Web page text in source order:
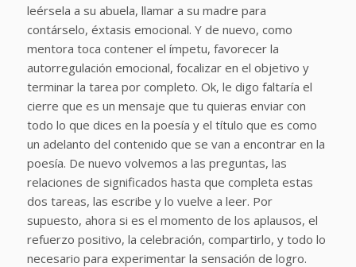
leérsela a su abuela, llamar a su madre para
contárselo, éxtasis emocional. Y de nuevo, como
mentora toca contener el ímpetu, favorecer la
autorregulación emocional, focalizar en el objetivo y
terminar la tarea por completo. Ok, le digo faltaría el
cierre que es un mensaje que tu quieras enviar con
todo lo que dices en la poesía y el título que es como
un adelanto del contenido que se van a encontrar en la
poesía. De nuevo volvemos a las preguntas, las
relaciones de significados hasta que completa estas
dos tareas, las escribe y lo vuelve a leer. Por
supuesto, ahora si es el momento de los aplausos, el
refuerzo positivo, la celebración, compartirlo, y todo lo
necesario para experimentar la sensación de logro.